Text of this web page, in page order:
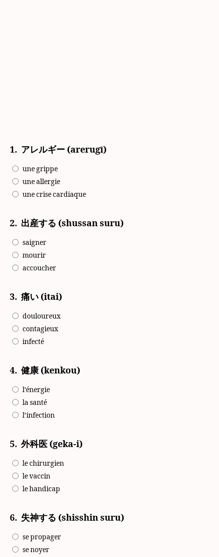
1. アレルギー (arerugī)
une grippe
une allergie
une crise cardiaque
2. 出産する (shussan suru)
saigner
mourir
accoucher
3. 痛い (itai)
douloureux
contagieux
infecté
4. 健康 (kenkou)
l’énergie
la santé
l’infection
5. 外科医 (geka-i)
le chirurgien
le vaccin
le handicap
6. 失神する (shisshin suru)
se propager
se noyer